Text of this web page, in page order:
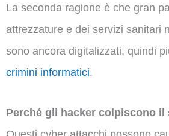
La seconda ragione è che gran
attrezzature e dei servizi sanitari
sono ancora digitalizzati, quindi
crimini informatici.
Perché gli hacker colpiscono il